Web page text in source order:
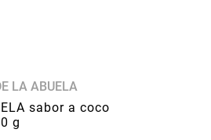
LA ABUELA
sabor a coco
g